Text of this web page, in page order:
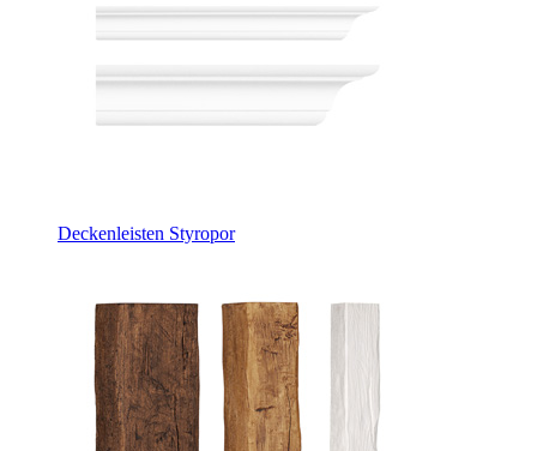
Deckenleisten Styropor